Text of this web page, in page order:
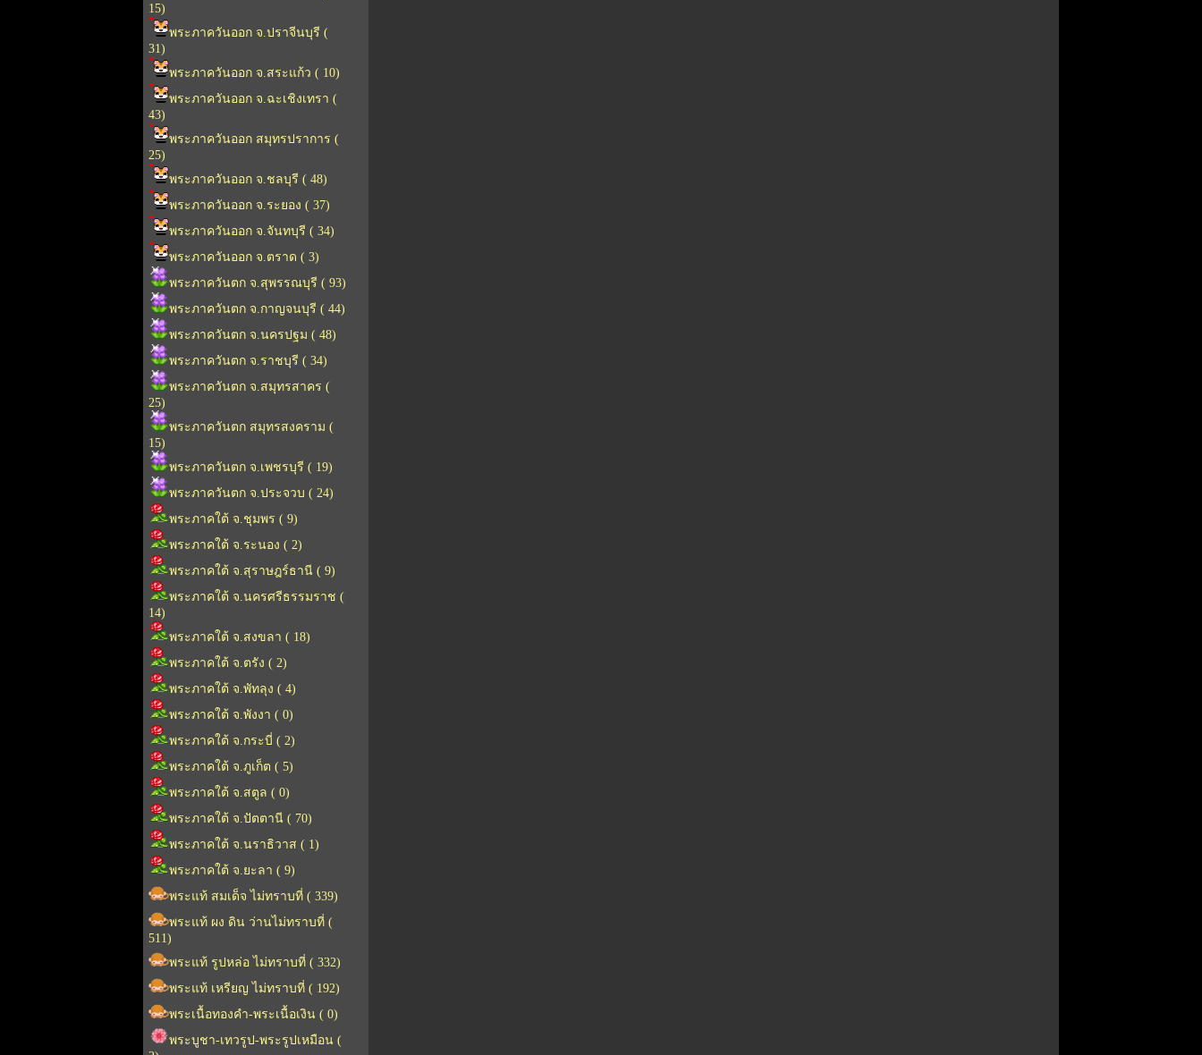
15)
พระภาควันออก จ.ปราจีนบุรี (
31)
พระภาควันออก จ.สระแก้ว ( 10)
พระภาควันออก จ.ฉะเชิงเทรา (
43)
พระภาควันออก สมุทรปราการ (
25)
พระภาควันออก จ.ชลบุรี ( 48)
พระภาควันออก จ.ระยอง ( 37)
พระภาควันออก จ.จันทบุรี ( 34)
พระภาควันออก จ.ตราด ( 3)
พระภาควันตก จ.สุพรรณบุรี ( 93)
พระภาควันตก จ.กาญจนบุรี ( 44)
พระภาควันตก จ.นครปฐม ( 48)
พระภาควันตก จ.ราชบุรี ( 34)
พระภาควันตก จ.สมุทรสาคร (
25)
พระภาควันตก สมุทรสงคราม (
15)
พระภาควันตก จ.เพชรบุรี ( 19)
พระภาควันตก จ.ประจวบ ( 24)
พระภาคใต้ จ.ชุมพร ( 9)
พระภาคใต้ จ.ระนอง ( 2)
พระภาคใต้ จ.สุราษฎร์ธานี ( 9)
พระภาคใต้ จ.นครศรีธรรมราช (
14)
พระภาคใต้ จ.สงขลา ( 18)
พระภาคใต้ จ.ตรัง ( 2)
พระภาคใต้ จ.พัทลุง ( 4)
พระภาคใต้ จ.พังงา ( 0)
พระภาคใต้ จ.กระบี่ ( 2)
พระภาคใต้ จ.ภูเก็ต ( 5)
พระภาคใต้ จ.สตูล ( 0)
พระภาคใต้ จ.ปัตตานี ( 70)
พระภาคใต้ จ.นราธิวาส ( 1)
พระภาคใต้ จ.ยะลา ( 9)
พระแท้ สมเด็จ ไม่ทราบที่ ( 339)
พระแท้ ผง ดิน ว่านไม่ทราบที่ (
511)
พระแท้ รูปหล่อ ไม่ทราบที่ ( 332)
พระแท้ เหรียญ ไม่ทราบที่ ( 192)
พระเนื้อทองคำ-พระเนื้อเงิน ( 0)
พระบูชา-เทวรูป-พระรูปเหมือน (